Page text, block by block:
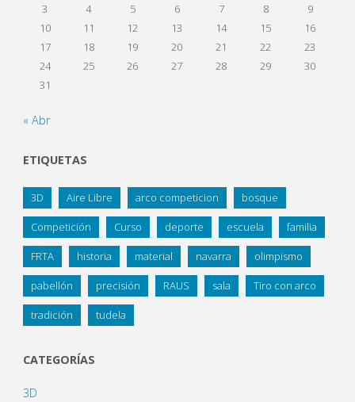
3
4 5 6 7 8
9
10
11 12 13 14 15
16
17
18 19 20 21 22
23
24
25 26 27 28 29
30
31
« Abr
ETIQUETAS
3D Aire Libre arco competicion bosque
Competición Curso deporte escuela familia
FRTA historia material navarra olimpismo
pabellón precisión RAUS sala Tiro con arco
tradición tudela
CATEGORÍAS
3D